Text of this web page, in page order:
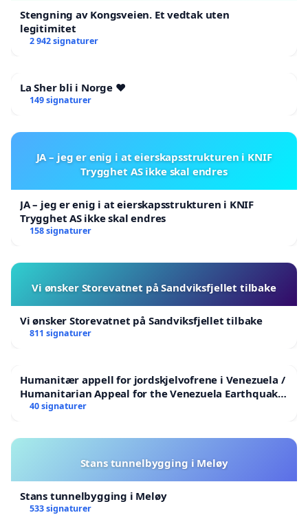
Stengning av Kongsveien. Et vedtak uten
legitimitet
2 942 signaturer
La Sher bli i Norge ❤️
149 signaturer
JA – jeg er enig i at eierskapsstrukturen i KNIF
Trygghet AS ikke skal endres
JA – jeg er enig i at eierskapsstrukturen i KNIF
Trygghet AS ikke skal endres
158 signaturer
Vi ønsker Storevatnet på Sandviksfjellet tilbake
Vi ønsker Storevatnet på Sandviksfjellet tilbake
811 signaturer
Humanitær appell for jordskjelvofrene i Venezuela /
Humanitarian Appeal for the Venezuela Earthquake
Victims
40 signaturer
Stans tunnelbygging i Meløy
Stans tunnelbygging i Meløy
533 signaturer